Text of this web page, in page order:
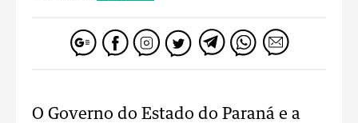
O Governo do Estado do Paraná e a